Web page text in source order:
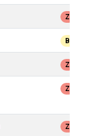
Z
B
Z
Z
Z